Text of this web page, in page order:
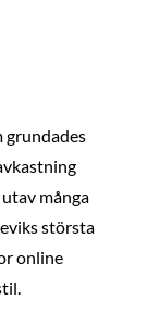
grundades
många
största
online